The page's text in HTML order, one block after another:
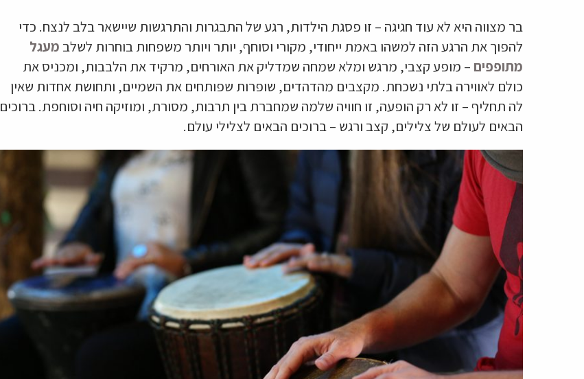
בר מצווה היא לא עוד חגיגה – זו פסגת הילדות, רגע של התבגרות והתרגשות שיישאר בלב לנצח. כדי
להפוך את הרגע הזה למשהו באמת ייחודי, מקורי וסוחף, יותר ויותר משפחות בוחרות לשלב מעגל
מתופפים – מופע קצבי, מרגש ומלא שמחה שמדליק את האורחים, מרקיד את הלבבות, ומכניס את
כולם לאווירה בלתי נשכחת. מקצבים מהדהדים, שופרות שפותחים את השמיים, ותחושת אחדות שאין
לה תחליף – זו לא רק הופעה, זו חוויה שלמה שמחברת בין תרבות, מסורת, ומוזיקה חיה וסוחפת. ברוכים
הבאים לעולם של צלילים, קצב ורגש – ברוכים הבאים לצלילי עולם.